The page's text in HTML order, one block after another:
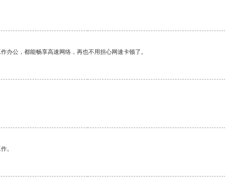
办公，都能畅享高速网络，再也不用担心网速卡顿了。
。